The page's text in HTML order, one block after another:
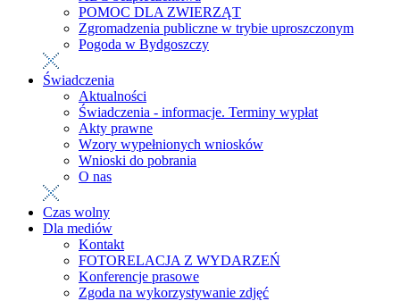
POMOC DLA ZWIERZĄT
Zgromadzenia publiczne w trybie uproszczonym
Pogoda w Bydgoszczy
Świadczenia
Aktualności
Świadczenia - informacje. Terminy wypłat
Akty prawne
Wzory wypełnionych wniosków
Wnioski do pobrania
O nas
Czas wolny
Dla mediów
Kontakt
FOTORELACJA Z WYDARZEŃ
Konferencje prasowe
Zgoda na wykorzystywanie zdjęć